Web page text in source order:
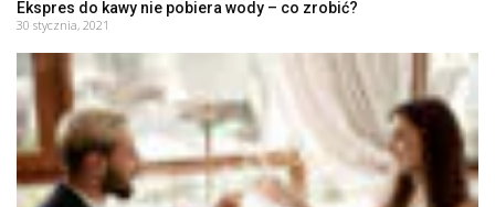
Ekspres do kawy nie pobiera wody – co zrobić?
30 stycznia, 2021